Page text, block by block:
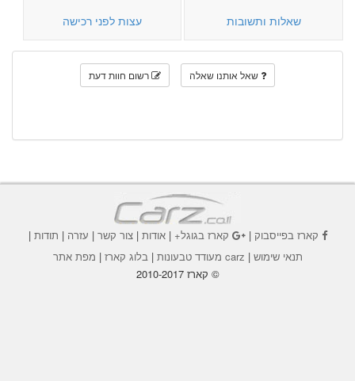
שאלות ותשובות עצות לפני רכישה
שאל אותנו שאלה רשום חוות דעת
קארז בפייסבוק| קארז בגוגל+|אודות |צור קשר | עזרה | תודות |
תנאי שימוש | carz מעודד טבעונות | בלוג קארז | מפת אתר
© קארז 2010-2017